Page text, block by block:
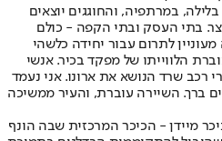
במרתפיה, והחוגגים יוצאים
בתי העסק ובתי הקפה - כולם
לתרום עבור יחידה כלשהי
הלווייתו של מפקד בכיר. אנשי
רכב שרד הנושא את ארונו. אני נעמד
ברך. השיירה עוברת, והעיר ממשיכה
מיידן - הכיכר המרכזית שבה הונף